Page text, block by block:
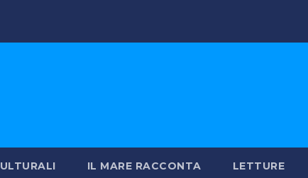
IL MARE RACCONTA LETTURE